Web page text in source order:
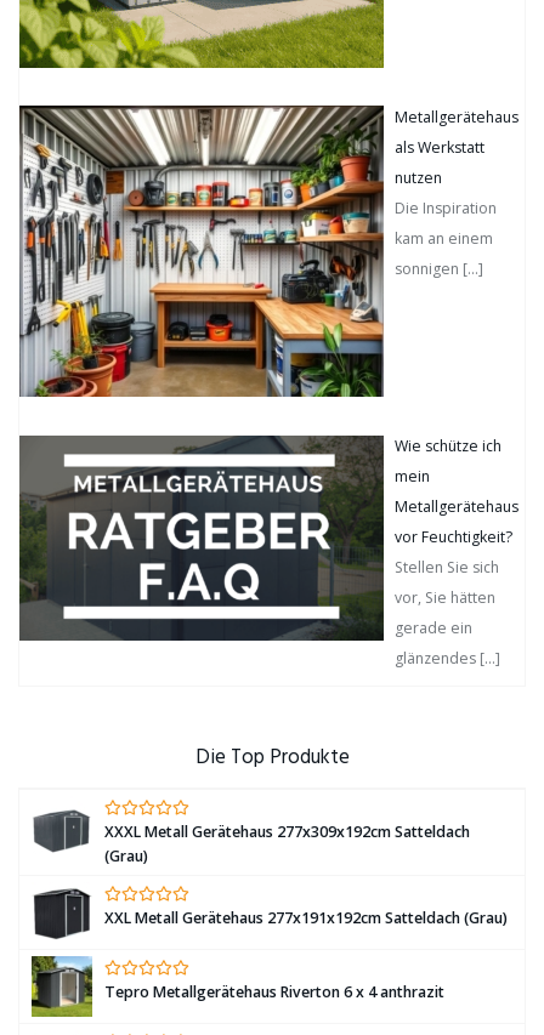
Metallgerätehaus
als Werkstatt
nutzen
Die Inspiration
kam an einem
sonnigen […]
Wie schütze ich
mein
Metallgerätehaus
vor Feuchtigkeit?
Stellen Sie sich
vor, Sie hätten
gerade ein
glänzendes […]
Die Top Produkte
XXXL Metall Gerätehaus 277x309x192cm Satteldach
(Grau)
XXL Metall Gerätehaus 277x191x192cm Satteldach (Grau)
Tepro Metallgerätehaus Riverton 6 x 4 anthrazit